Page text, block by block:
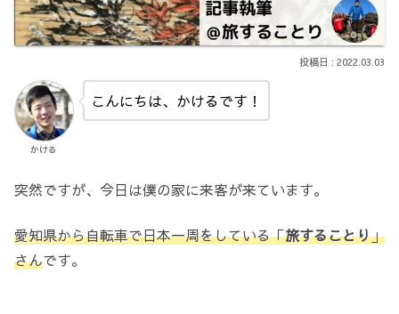
2022.03.03
かける
こんにちは、かけるです！
突然ですが、今日は僕の家に来客が来ています。
愛知県から自転車で日本一周をしている「旅することり」
さんです。